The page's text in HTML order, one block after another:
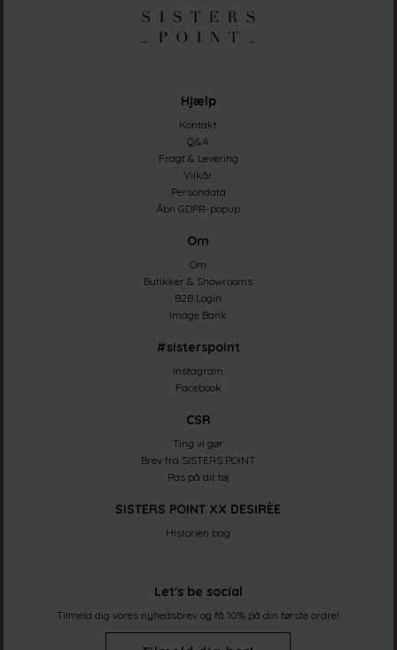
Hjælp
Kontakt
Q&A
Fragt & Levering
Vilkår
Persondata
Åbn GDPR-popup
Om
Om
Butikker & Showrooms
B2B Login
Image Bank
#sisterspoint
Instagram
Facebook
CSR
Ting vi gør
Brev fra SISTERS POINT
Pas på dit tøj
SISTERS POINT XX DESIRÈE
Historien bag
Let's be social
Tilmeld dig vores nyhedsbrev og få 10% på din første ordre!